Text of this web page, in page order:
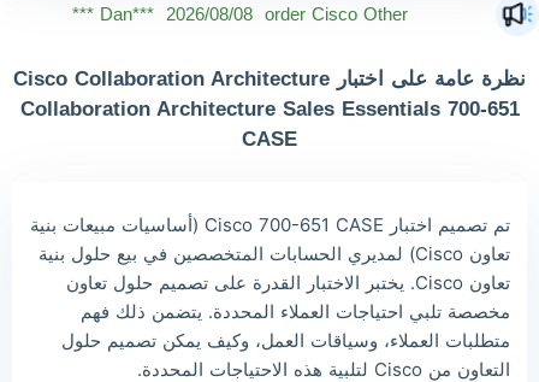
Dan*** 2026/08/08 order Cisco Other ***
Owe*** 2026/08/08 order Cisco Other ***
2026/08/08 order Cisco Other ***
Wil*** 2026/08/08 order Cisco Other ***
Luc*** 2026/08/08 order Cisco Other ***
Mas*** 2026/08/08 order Cisco Other ***
نظرة عامة على اختبار Cisco Collaboration Architecture
Collaboration Architecture Sales Essentials 700-651
CASE
تم تصميم اختبار Cisco 700-651 CASE (أساسيات مبيعات بنية
تعاون Cisco) لمديري الحسابات المتخصصين في بيع حلول بنية
تعاون Cisco. يختبر الاختبار القدرة على تصميم حلول تعاون
مخصصة تلبي احتياجات العملاء المحددة. يتضمن ذلك فهم
متطلبات العملاء، وسياقات العمل، وكيف يمكن تصميم حلول
التعاون من Cisco لتلبية هذه الاحتياجات المحددة.